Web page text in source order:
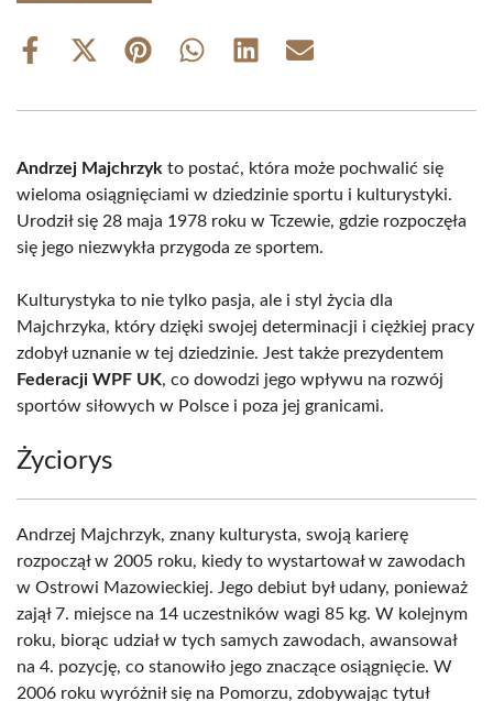
Share
Share
(Twitter)
Share Share Share Share
Andrzej Majchrzyk to postać, która może pochwalić się
wieloma osiągnięciami w dziedzinie sportu i kulturystyki.
Urodził się 28 maja 1978 roku w Tczewie, gdzie rozpoczęła
się jego niezwykła przygoda ze sportem.
Kulturystyka to nie tylko pasja, ale i styl życia dla
Majchrzyka, który dzięki swojej determinacji i ciężkiej pracy
zdobył uznanie w tej dziedzinie. Jest także prezydentem
Federacji WPF UK, co dowodzi jego wpływu na rozwój
sportów siłowych w Polsce i poza jej granicami.
Życiorys
Andrzej Majchrzyk, znany kulturysta, swoją karierę
rozpoczął w 2005 roku, kiedy to wystartował w zawodach
w Ostrowi Mazowieckiej. Jego debiut był udany, ponieważ
zajął 7. miejsce na 14 uczestników wagi 85 kg. W kolejnym
roku, biorąc udział w tych samych zawodach, awansował
na 4. pozycję, co stanowiło jego znaczące osiągnięcie. W
2006 roku wyróżnił się na Pomorzu, zdobywając tytuł